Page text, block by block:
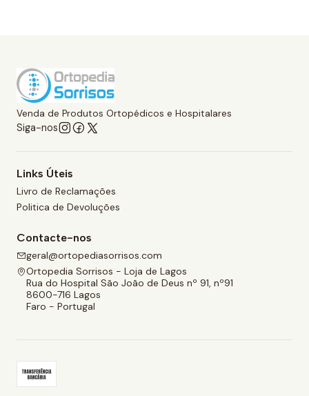
Venda de Produtos Ortopédicos e Hospitalares
Siga-nos
Links Úteis
Livro de Reclamações
Politica de Devoluções
Contacte-nos
geral@ortopediasorrisos.com
Ortopedia Sorrisos - Loja de Lagos
Rua do Hospital São João de Deus nº 91, nº91
8600-716 Lagos
Faro - Portugal